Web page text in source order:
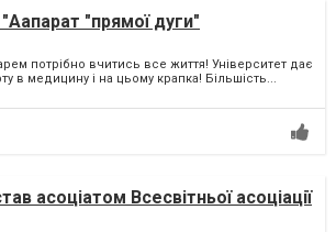
"прямої дуги"
потрібно вчитись все життя! Університет дає
в медицину і на цьому крапка! Більшість...
асоціатом Всесвітньої асоціації